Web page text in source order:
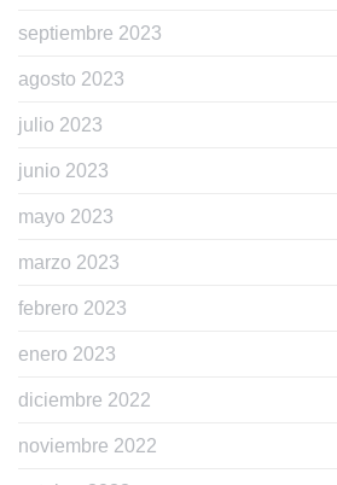
septiembre 2023
agosto 2023
julio 2023
junio 2023
mayo 2023
marzo 2023
febrero 2023
enero 2023
diciembre 2022
noviembre 2022